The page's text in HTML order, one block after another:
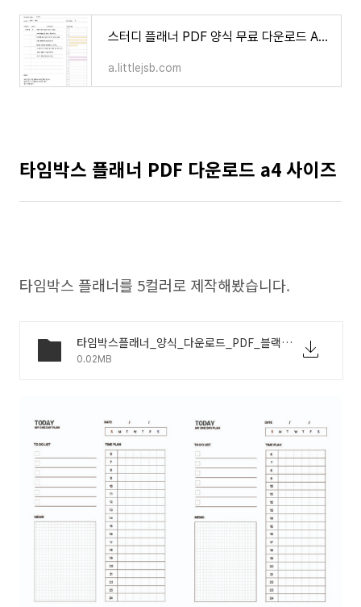
스터디 플래너 PDF 양식 무료 다운로드 A4 B5 사이즈
a.littlejsb.com
타임박스 플래너 PDF 다운로드 a4 사이즈
타임박스 플래너를 5컬러로 제작해봤습니다.
타임박스플래너_양식_다운로드_PDF_블랙.pdf
0.02MB